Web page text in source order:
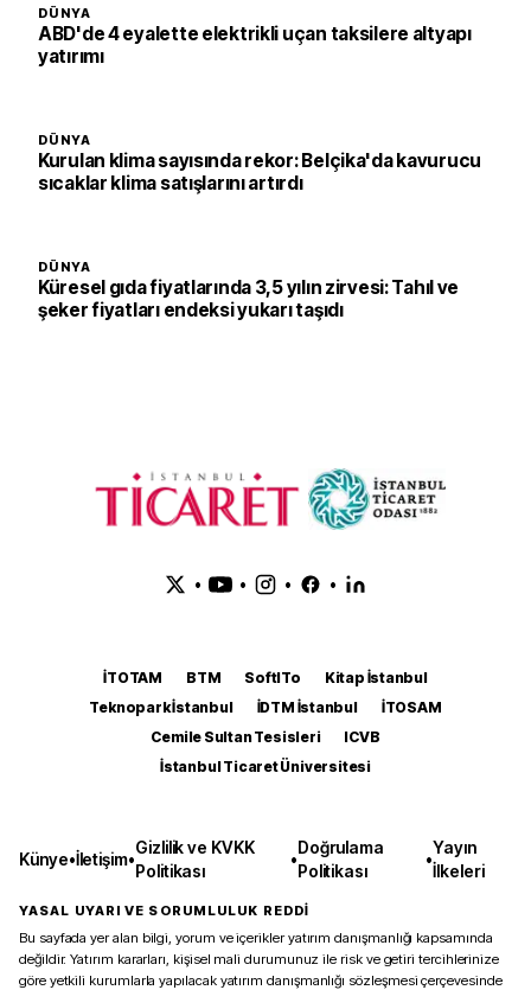
DÜNYA
ABD'de 4 eyalette elektrikli uçan taksilere altyapı
yatırımı
DÜNYA
Kurulan klima sayısında rekor: Belçika'da kavurucu
sıcaklar klima satışlarını artırdı
DÜNYA
Küresel gıda fiyatlarında 3,5 yılın zirvesi: Tahıl ve
şeker fiyatları endeksi yukarı taşıdı
• • • •
İTOTAM BTM SoftITo
Kitap İstanbul
Teknopark İstanbul
İDTM İstanbul
İTOSAM
Cemile Sultan Tesisleri
ICVB
İstanbul Ticaret Üniversitesi
Künye•İletişim•
Gizlilik ve KVKK
Politikası
•
Doğrulama
Politikası
•
Yayın
İlkeleri
YASAL UYARI VE SORUMLULUK REDDİ
Bu sayfada yer alan bilgi, yorum ve içerikler yatırım danışmanlığı kapsamında
değildir. Yatırım kararları, kişisel mali durumunuz ile risk ve getiri tercihlerinize
göre yetkili kurumlarla yapılacak yatırım danışmanlığı sözleşmesi çerçevesinde